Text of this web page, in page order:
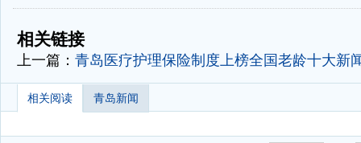
-
相关链接
上一篇： 青岛医疗护理保险制度上榜全国老龄十大新
相关阅读 青岛新闻